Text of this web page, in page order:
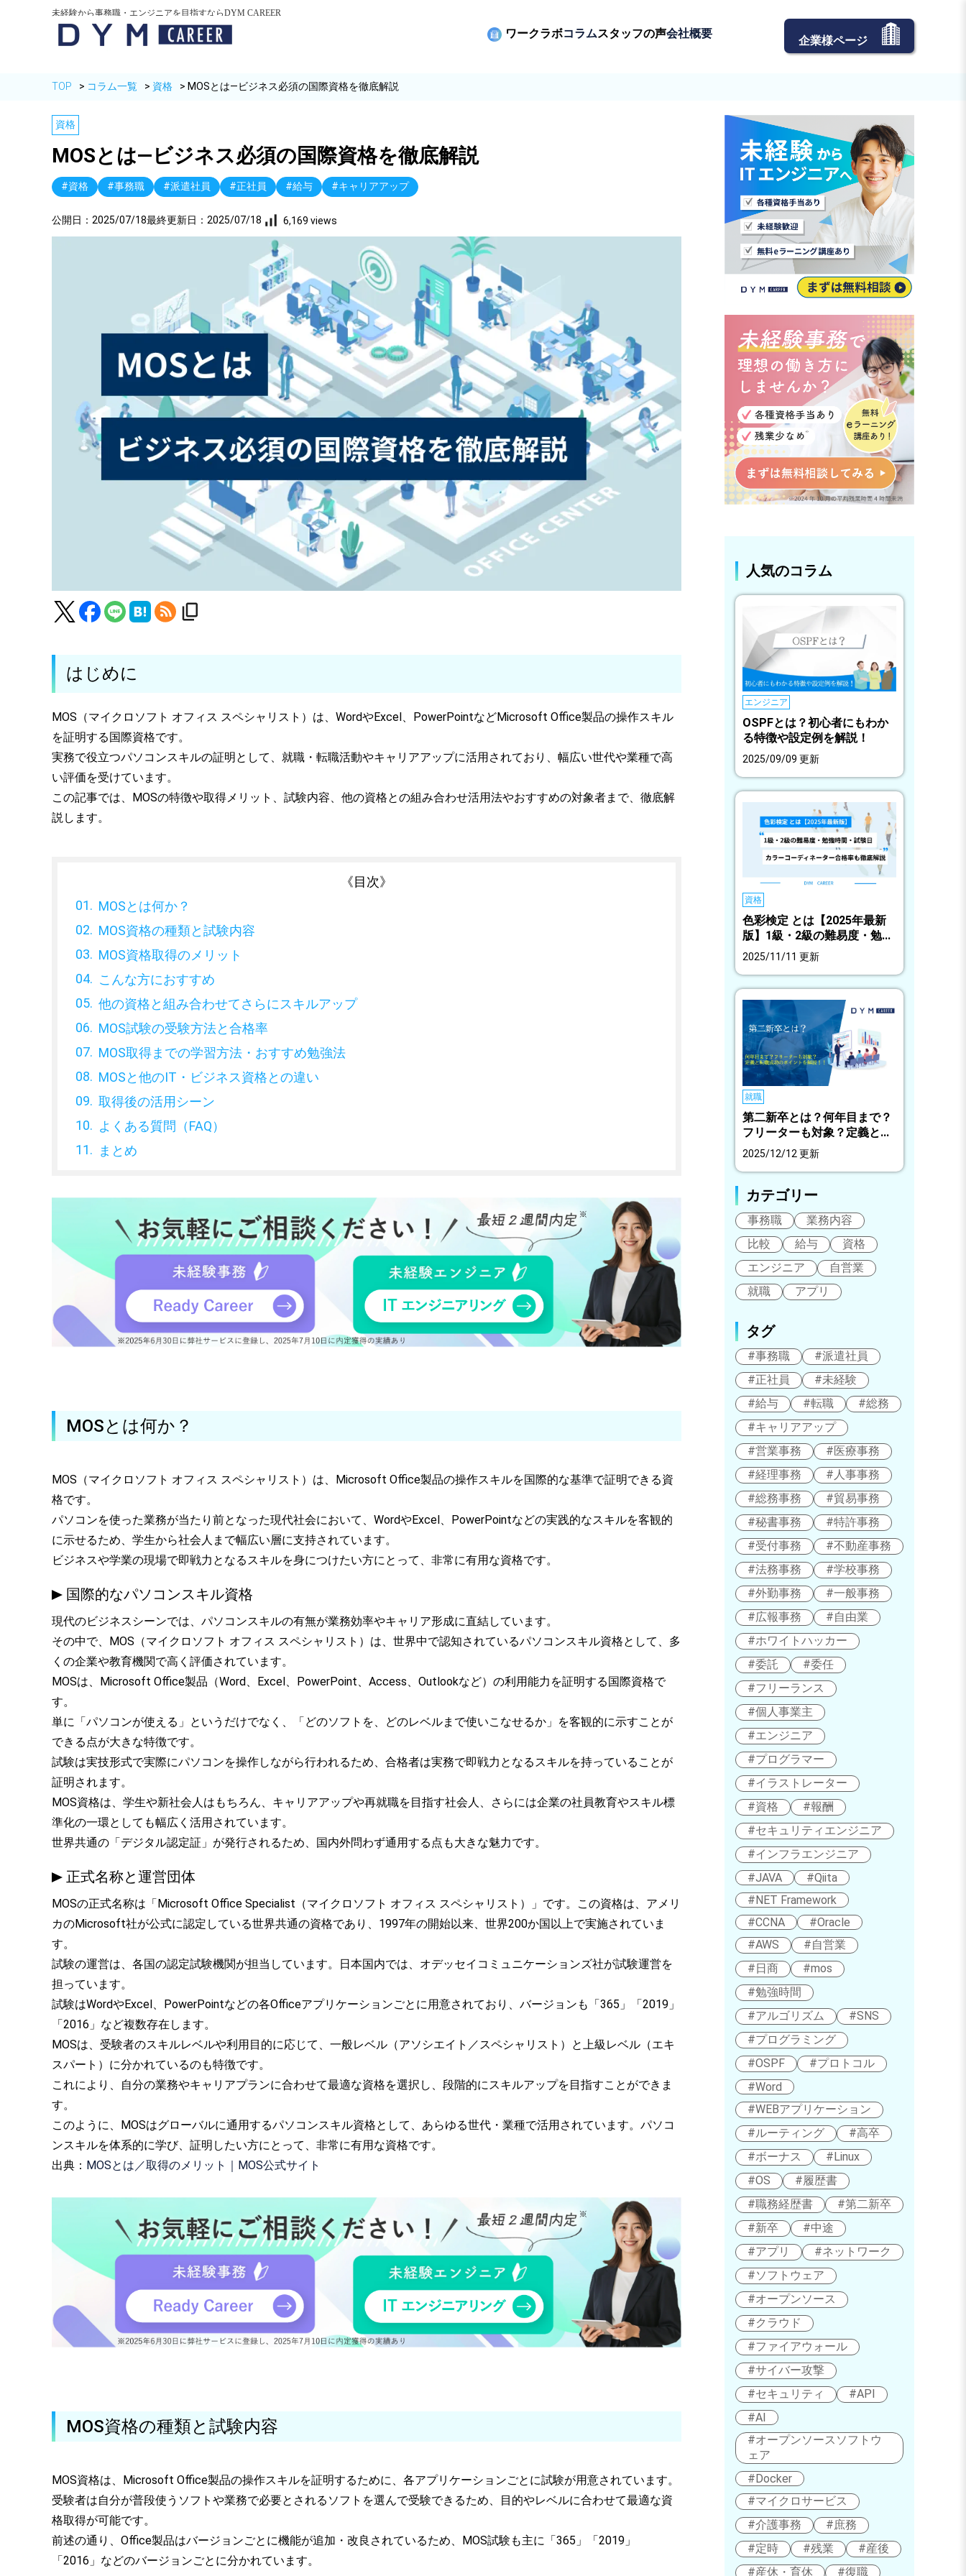
未経験から事務職・エンジニアを目指すならDYM CAREER
ワークラボコラムスタッフの声会社概要
企業様ページ
TOP コラム一覧 資格 MOSとは―ビジネス必須の国際資格を徹底解説
資格
MOSとは―ビジネス必須の国際資格を徹底解説
#資格 #事務職 #派遣社員 #正社員 #給与 #キャリアアップ
公開日： 2025/07/18最終更新日： 2025/07/18 6,169 views
はじめに
MOS（マイクロソフト オフィス スペシャリスト）は、WordやExcel、PowerPointなどMicrosoft Office製品の操作スキル
を証明する国際資格です。
実務で役立つパソコンスキルの証明として、就職・転職活動やキャリアアップに活用されており、幅広い世代や業種で高
い評価を受けています。
この記事では、MOSの特徴や取得メリット、試験内容、他の資格との組み合わせ活用法やおすすめの対象者まで、徹底解
説します。
《目次》
MOSとは何か？
MOS資格の種類と試験内容
MOS資格取得のメリット
こんな方におすすめ
他の資格と組み合わせてさらにスキルアップ
MOS試験の受験方法と合格率
MOS取得までの学習方法・おすすめ勉強法
MOSと他のIT・ビジネス資格との違い
取得後の活用シーン
よくある質問（FAQ）
まとめ
MOSとは何か？
MOS（マイクロソフト オフィス スペシャリスト）は、Microsoft Office製品の操作スキルを国際的な基準で証明できる資
格です。
パソコンを使った業務が当たり前となった現代社会において、WordやExcel、PowerPointなどの実践的なスキルを客観的
に示せるため、学生から社会人まで幅広い層に支持されています。
ビジネスや学業の現場で即戦力となるスキルを身につけたい方にとって、非常に有用な資格です。
国際的なパソコンスキル資格
現代のビジネスシーンでは、パソコンスキルの有無が業務効率やキャリア形成に直結しています。
その中で、MOS（マイクロソフト オフィス スペシャリスト）は、世界中で認知されているパソコンスキル資格として、多
くの企業や教育機関で高く評価されています。
MOSは、Microsoft Office製品（Word、Excel、PowerPoint、Access、Outlookなど）の利用能力を証明する国際資格で
す。
単に「パソコンが使える」というだけでなく、「どのソフトを、どのレベルまで使いこなせるか」を客観的に示すことが
できる点が大きな特徴です。
試験は実技形式で実際にパソコンを操作しながら行われるため、合格者は実務で即戦力となるスキルを持っていることが
証明されます。
MOS資格は、学生や新社会人はもちろん、キャリアアップや再就職を目指す社会人、さらには企業の社員教育やスキル標
準化の一環としても幅広く活用されています。
世界共通の「デジタル認定証」が発行されるため、国内外問わず通用する点も大きな魅力です。
正式名称と運営団体
MOSの正式名称は「Microsoft Office Specialist（マイクロソフト オフィス スペシャリスト）」です。この資格は、アメリ
カのMicrosoft社が公式に認定している世界共通の資格であり、1997年の開始以来、世界200か国以上で実施されていま
す。
試験の運営は、各国の認定試験機関が担当しています。日本国内では、オデッセイコミュニケーションズ社が試験運営を
担っています。
試験はWordやExcel、PowerPointなどの各Officeアプリケーションごとに用意されており、バージョンも「365」「2019」
「2016」など複数存在します。
MOSは、受験者のスキルレベルや利用目的に応じて、一般レベル（アソシエイト／スペシャリスト）と上級レベル（エキ
スパート）に分かれているのも特徴です。
これにより、自分の業務やキャリアプランに合わせて最適な資格を選択し、段階的にスキルアップを目指すことができま
す。
このように、MOSはグローバルに通用するパソコンスキル資格として、あらゆる世代・業種で活用されています。パソコ
ンスキルを体系的に学び、証明したい方にとって、非常に有用な資格です。
出典： MOSとは／取得のメリット｜MOS公式サイト
MOS資格の種類と試験内容
MOS資格は、Microsoft Office製品の操作スキルを証明するために、各アプリケーションごとに試験が用意されています。
受験者は自分が普段使うソフトや業務で必要とされるソフトを選んで受験できるため、目的やレベルに合わせて最適な資
格取得が可能です。
前述の通り、Office製品はバージョンごとに機能が追加・改良されているため、MOS試験も主に「365」「2019」
「2016」などのバージョンごとに分かれています。
人気のコラム
エンジニア
OSPFとは？初心者にもわか
る特徴や設定例を解説！
2025/09/09 更新
資格
色彩検定 とは【2025年最新
版】1級・2級の難易度・勉...
2025/11/11 更新
就職
第二新卒とは？何年目まで？
フリーターも対象？定義と...
2025/12/12 更新
カテゴリー
事務職
業務内容
比較
給与
資格
エンジニア
自営業
就職
アプリ
タグ
#事務職
#派遣社員
#正社員
#未経験
#給与
#転職
#総務
#キャリアアップ
#営業事務
#医療事務
#経理事務
#人事事務
#総務事務
#貿易事務
#秘書事務
#特許事務
#受付事務
#不動産事務
#法務事務
#学校事務
#外勤事務
#一般事務
#広報事務
#自由業
#ホワイトハッカー
#委託
#委任
#フリーランス
#個人事業主
#エンジニア
#プログラマー
#イラストレーター
#資格
#報酬
#セキュリティエンジニア
#インフラエンジニア
#JAVA
#Qiita
#NET Framework
#CCNA
#Oracle
#AWS
#自営業
#日商
#mos
#勉強時間
#アルゴリズム
#SNS
#プログラミング
#OSPF
#プロトコル
#Word
#WEBアプリケーション
#ルーティング
#高卒
#ボーナス
#Linux
#OS
#履歴書
#職務経歴書
#第二新卒
#新卒
#中途
#アプリ
#ネットワーク
#ソフトウェア
#オープンソース
#クラウド
#ファイアウォール
#サイバー攻撃
#セキュリティ
#API
#AI
#オープンソースソフトウ
ェア
#Docker
#マイクロサービス
#介護事務
#庶務
#定時
#残業
#産後
#産休・育休
#復職